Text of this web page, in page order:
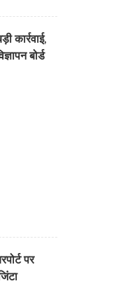
कार्रवाई,
बोर्ड
पर